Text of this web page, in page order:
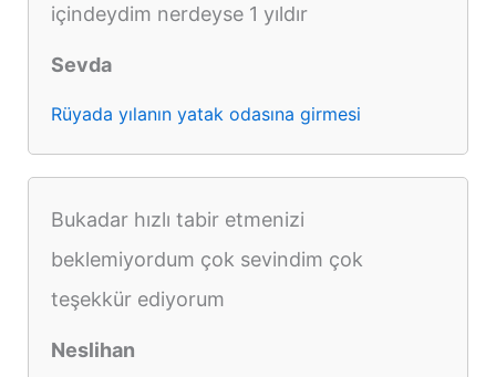
içindeydim nerdeyse 1 yıldır
Sevda
Rüyada yılanın yatak odasına girmesi
Bukadar hızlı tabir etmenizi
beklemiyordum çok sevindim çok
teşekkür ediyorum
Neslihan